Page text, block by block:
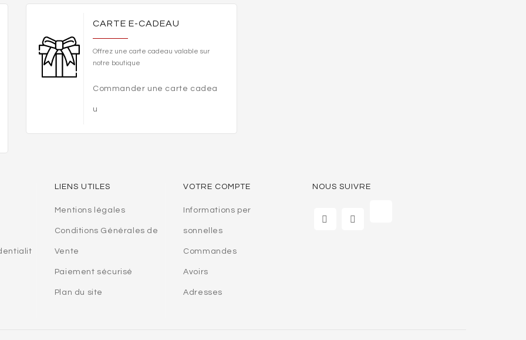
CARTE E-CADEAU
Offrez une carte cadeau valable sur
notre boutique
Commander une carte cadea
u
LIENS UTILES
Mentions légales
Conditions Générales de
Vente
Paiement sécurisé
Plan du site
VOTRE COMPTE
Informations per
sonnelles
Commandes
Avoirs
Adresses
NOUS SUIVRE